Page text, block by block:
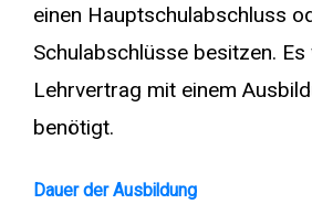
einen Hauptschulabschluss
Schulabschlüsse besitzen. Es
Lehrvertrag mit einem
benötigt.
Dauer der Ausbildung